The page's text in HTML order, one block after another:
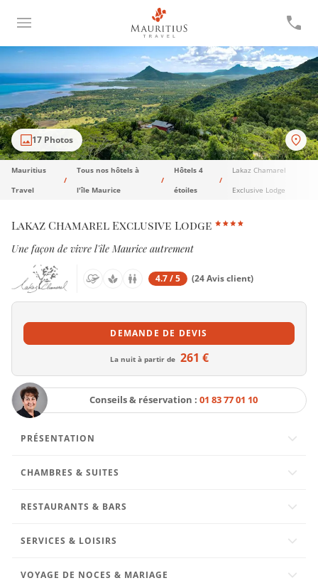
17 Photos
Mauritius
Travel
Tous nos hôtels à
l'île Maurice
Hôtels 4
étoiles
Lakaz Chamarel
Exclusive Lodge
DEMANDE DE DEVIS
La nuit à partir de 261 €
Conseils & réservation : 01 83 77 01 10
Lakaz Chamarel Exclusive Lodge
Une façon de vivre l'île Maurice autrement
4.7 / 5 (24 Avis client)
PRÉSENTATION
CHAMBRES & SUITES
RESTAURANTS & BARS
SERVICES & LOISIRS
VOYAGE DE NOCES & MARIAGE